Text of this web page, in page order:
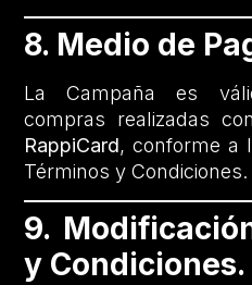
8. Medio de
La Campaña es
compras realizadas
RappiCard, conforme a
Términos y Condiciones.
9.
y Condiciones.